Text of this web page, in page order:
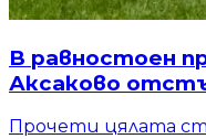
В равностоен
Аксаково
Прочети цялата